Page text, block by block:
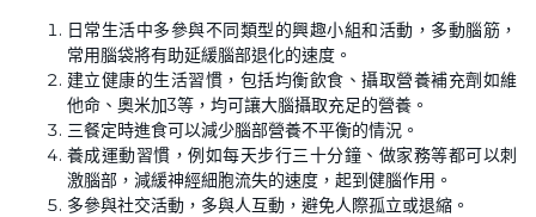
日常生活中多參與不同類型的興趣小組和活動，多動腦筋，
常用腦袋將有助延緩腦部退化的速度。
建立健康的生活習慣，包括均衡飲食、攝取營養補充劑如維
他命、奧米加3等，均可讓大腦攝取充足的營養。
三餐定時進食可以減少腦部營養不平衡的情況。
養成運動習慣，例如每天步行三十分鐘、做家務等都可以刺
激腦部，減緩神經細胞流失的速度，起到健腦作用。
多參與社交活動，多與人互動，避免人際孤立或退縮。